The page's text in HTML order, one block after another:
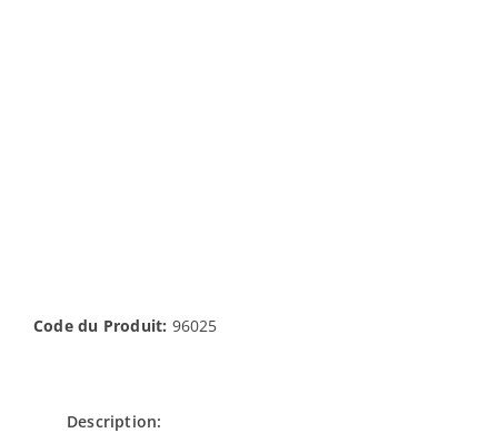
Code du Produit: 96025
Description: